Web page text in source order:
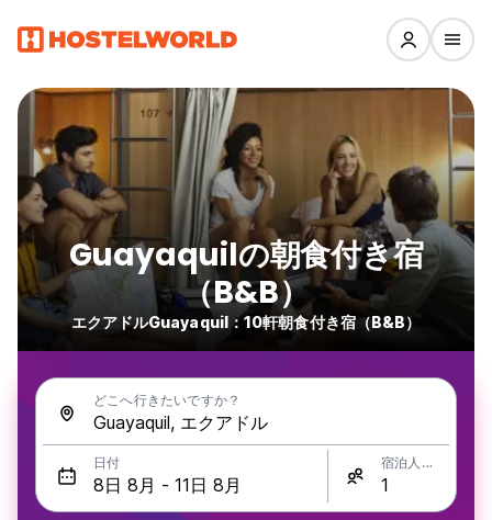
Guayaquilの朝食付き宿
（B&B）
エクアドルGuayaquil：10軒朝食付き宿（B&B）
どこへ行きたいですか？
日付 宿泊人数